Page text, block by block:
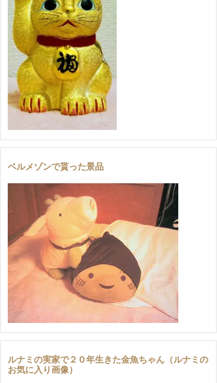
ベルメゾンで貰った景品
ルナミの実家で２０年生きた金魚ちゃん（ルナミの
お気に入り画像）